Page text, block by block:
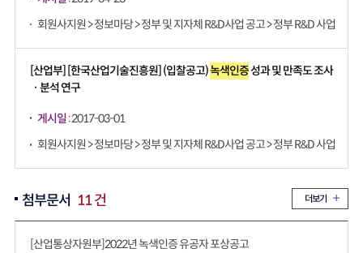
회원사지원 > 정보마당 > 정부 및 지자체 R&D사업 공고 > 정부 R&D 사업
[산업부] [한국산업기술진흥원] (입찰공고)녹색인증성과 및 만족도 조사
ㆍ분석 연구
게시일 : 2017-03-01
회원사지원 > 정보마당 > 정부 및 지자체 R&D사업 공고 > 정부 R&D 사업
첨부문서 11 건 더보기
[산업통상자원부]2022년 녹색인증 유공자 포상공고